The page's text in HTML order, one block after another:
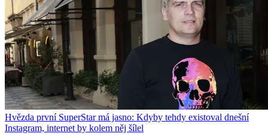
Hvězda první SuperStar má jasno: Kdyby tehdy existoval dnešní
Instagram, internet by kolem něj šílel